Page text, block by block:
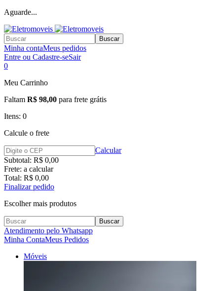
Aguarde...
Buscar
Minha contaMeus pedidos
Entre ou Cadastre-seSair
0
Meu Carrinho
Faltam R$ 98,00 para frete grátis
Itens: 0
Calcule o frete
Calcular
Subtotal: R$ 0,00
Frete: a calcular
Total: R$ 0,00
Finalizar pedido
Escolher mais produtos
Buscar
Atendimento pelo Whatsapp
Minha ContaMeus Pedidos
Móveis